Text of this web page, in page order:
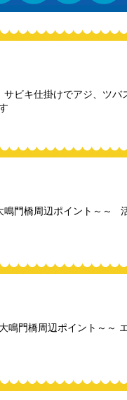
ビキ仕掛けでアジ、ツバ
す
門橋周辺ポイント～～
門橋周辺ポイント～～